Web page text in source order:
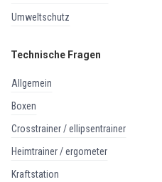
umweltschutz
Technische Fragen
allgemein
boxen
crosstrainer / ellipsentrainer
heimtrainer / ergometer
kraftstation